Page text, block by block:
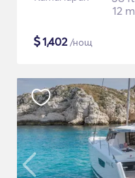
12 m
$1,402/нощ